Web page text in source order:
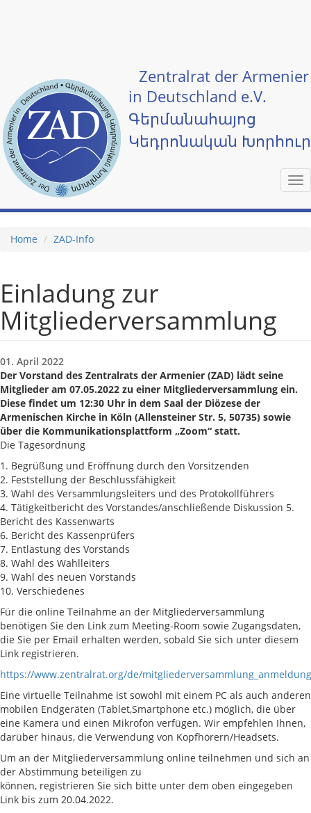
Zentralrat der Armenier
in Deutschland e.V.
Գերմանահայոց
Կեդրոնական
Home ZAD-Info
Einladung zur
Mitgliederversammlung
01. April 2022
Der Vorstand des Zentralrats der Armenier (ZAD) lädt seine
Mitglieder am 07.05.2022 zu einer Mitgliederversammlung ein.
Diese findet um 12:30 Uhr in dem Saal der Diözese der
Armenischen Kirche in Köln (Allensteiner Str. 5, 50735) sowie
über die Kommunikationsplattform „Zoom“ statt.
Die Tagesordnung
1. Begrüßung und Eröffnung durch den Vorsitzenden
2. Feststellung der Beschlussfähigkeit
3. Wahl des Versammlungsleiters und des Protokollführers
4. Tätigkeitbericht des Vorstandes/anschließende Diskussion 5.
Bericht des Kassenwarts
6. Bericht des Kassenprüfers
7. Entlastung des Vorstands
8. Wahl des Wahlleiters
9. Wahl des neuen Vorstands
10. Verschiedenes
Für die online Teilnahme an der Mitgliederversammlung
benötigen Sie den Link zum Meeting-Room sowie Zugangsdaten,
die Sie per Email erhalten werden, sobald Sie sich unter diesem
Link registrieren.
https://www.zentralrat.org/de/
Eine virtuelle Teilnahme ist sowohl mit einem PC als auch anderen
mobilen Endgeräten (Tablet,Smartphone etc.) möglich, die über
eine Kamera und einen Mikrofon verfügen. Wir empfehlen Ihnen,
darüber hinaus, die Verwendung von Kopfhörern/Headsets.
Um an der Mitgliederversammlung online teilnehmen und sich an
der Abstimmung beteiligen zu
können, registrieren Sie sich bitte unter dem oben eingegeben
Link bis zum 20.04.2022.